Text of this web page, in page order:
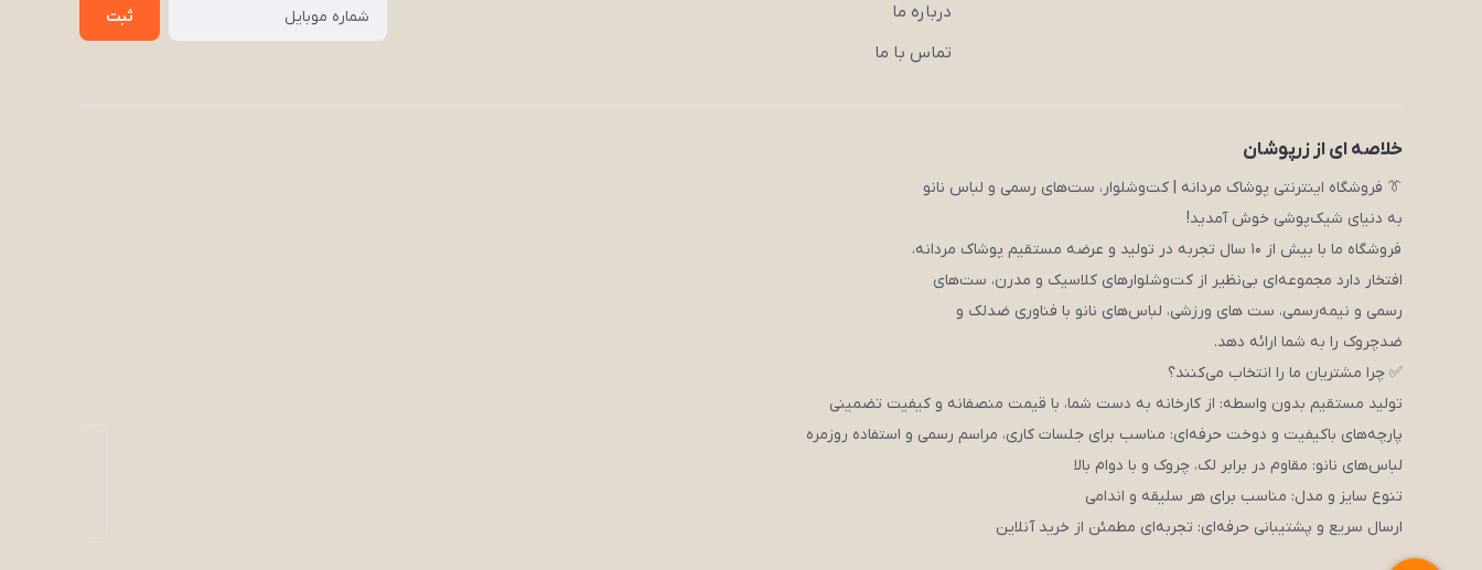
درباره ما
تماس با ما
ثبت
خلاصه ای از زرپوشان
👔 فروشگاه اینترنتی پوشاک مردانه | کت‌وشلوار، ست‌های رسمی و لباس نانو
به دنیای شیک‌پوشی خوش آمدید!
فروشگاه ما با بیش از ۱۰ سال تجربه در تولید و عرضه مستقیم پوشاک مردانه،
افتخار دارد مجموعه‌ای بی‌نظیر از کت‌وشلوارهای کلاسیک و مدرن، ست‌های
رسمی و نیمه‌رسمی، ست های ورزشی، لباس‌های نانو با فناوری ضدلک و
ضدچروک را به شما ارائه دهد.
✅ چرا مشتریان ما را انتخاب می‌کنند؟
تولید مستقیم بدون واسطه: از کارخانه به دست شما، با قیمت منصفانه و کیفیت تضمینی
پارچه‌های باکیفیت و دوخت حرفه‌ای: مناسب برای جلسات کاری، مراسم رسمی و استفاده روزمره
لباس‌های نانو: مقاوم در برابر لک، چروک و با دوام بالا
تنوع سایز و مدل: مناسب برای هر سلیقه و اندامی
ارسال سریع و پشتیبانی حرفه‌ای: تجربه‌ای مطمئن از خرید آنلاین